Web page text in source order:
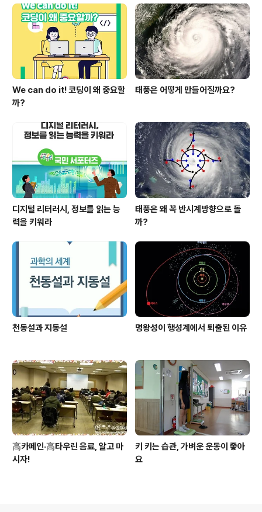
연구나 업적을 선정해서 ‘엽기 노벨상’으로도 불린다. 199
1년부터 지금까지 매년 수상되었으며, 진짜 노벨상 선정에
앞서 발표되기 때문에 언론의 주목을 받는다. ..
We can do it! 코딩이 왜 중요할
까?
태풍은 어떻게 만들어질까요?
디지털 리터러시, 정보를 읽는 능
력을 키워라
태풍은 왜 꼭 반시계방향으로 돌
까?
천동설과 지동설 명왕성이 행성계에서 퇴출된 이유
高카페인·高타우린 음료, 알고 마
시자!
키 키는 습관, 가벼운 운동이 좋아
요